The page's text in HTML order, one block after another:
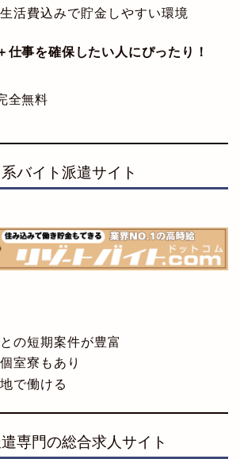
活費込みで貯金しやすい環境
仕事を確保したい人にぴったり！
全無料
バイト派遣サイト
の短期案件が豊富
室寮もあり
で働ける
専門の総合求人サイト